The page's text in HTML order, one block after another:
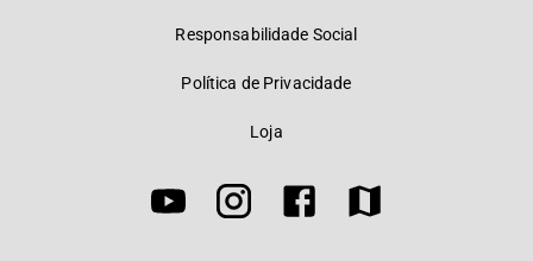
Responsabilidade Social
Política de Privacidade
Loja